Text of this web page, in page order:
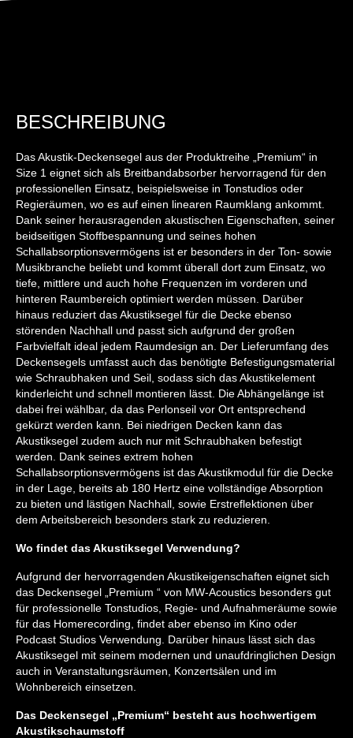
BESCHREIBUNG
Das Akustik-Deckensegel aus der Produktreihe „Premium“ in
Size 1 eignet sich als Breitbandabsorber hervorragend für den
professionellen Einsatz, beispielsweise in Tonstudios oder
Regieräumen, wo es auf einen linearen Raumklang ankommt.
Dank seiner herausragenden akustischen Eigenschaften, seiner
beidseitigen Stoffbespannung und seines hohen
Schallabsorptionsvermögens ist er besonders in der Ton- sowie
Musikbranche beliebt und kommt überall dort zum Einsatz, wo
tiefe, mittlere und auch hohe Frequenzen im vorderen und
hinteren Raumbereich optimiert werden müssen. Darüber
hinaus reduziert das Akustiksegel für die Decke ebenso
störenden Nachhall und passt sich aufgrund der großen
Farbvielfalt ideal jedem Raumdesign an. Der Lieferumfang des
Deckensegels umfasst auch das benötigte Befestigungsmaterial
wie Schraubhaken und Seil, sodass sich das Akustikelement
kinderleicht und schnell montieren lässt. Die Abhängelänge ist
dabei frei wählbar, da das Perlonseil vor Ort entsprechend
gekürzt werden kann. Bei niedrigen Decken kann das
Akustiksegel zudem auch nur mit Schraubhaken befestigt
werden. Dank seines extrem hohen
Schallabsorptionsvermögens ist das Akustikmodul für die Decke
in der Lage, bereits ab 180 Hertz eine vollständige Absorption
zu bieten und lästigen Nachhall, sowie Erstreflektionen über
dem Arbeitsbereich besonders stark zu reduzieren.
Wo findet das Akustiksegel Verwendung?
Aufgrund der hervorragenden Akustikeigenschaften eignet sich
das Deckensegel „Premium “ von MW-Acoustics besonders gut
für professionelle Tonstudios, Regie- und Aufnahmeräume sowie
für das Homerecording, findet aber ebenso im Kino oder
Podcast Studios Verwendung. Darüber hinaus lässt sich das
Akustiksegel mit seinem modernen und unaufdringlichen Design
auch in Veranstaltungsräumen, Konzertsälen und im
Wohnbereich einsetzen.
Das Deckensegel „Premium“ besteht aus hochwertigem
Akustikschaumstoff